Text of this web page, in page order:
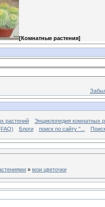
[Комнатные растения]
растений
Энциклопедия комнатных
Блоги поиск по сайту "...
» мои цветочки